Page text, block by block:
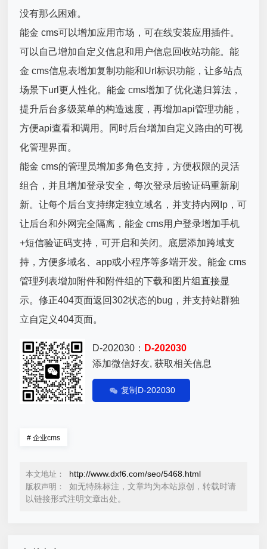
没有那么困难。
能金 cms可以增加应用市场，可在线安装应用插件。
可以自己增加自定义信息和用户信息回收站功能。能
金 cms信息表增加复制功能和Url标识功能，让多站点
场景下url更人性化。能金 cms增加了优化递归算法，
提升后台多级菜单的构造速度，再增加api管理功能，
方便api查看和调用。同时后台增加自定义路由的可视
化管理界面。
能金 cms的管理员增加多角色支持，方便权限的灵活
组合，并且增加登录安全，每次登录后验证码重新刷
新。让每个后台支持绑定独立域名，并支持内网Ip，可
让后台和外网完全隔离，能金 cms用户登录增加手机
+短信验证码支持，可开启和关闭。底层添加跨域支
持，方便多域名、app或小程序等多端开发。能金 cms
管理列表增加附件和附件组的下载和图片组直接显
示。修正404页面返回302状态的bug，并支持站群独
立自定义404页面。
D-202030： D-202030
添加微信好友, 获取相关信息
复制D-202030
# 企业cms
本文地址： http://www.dxf6.com/seo/5468.html
版权声明：
如无特殊标注，文章均为本站原创，转载时请
以链接形式注明文章出处。